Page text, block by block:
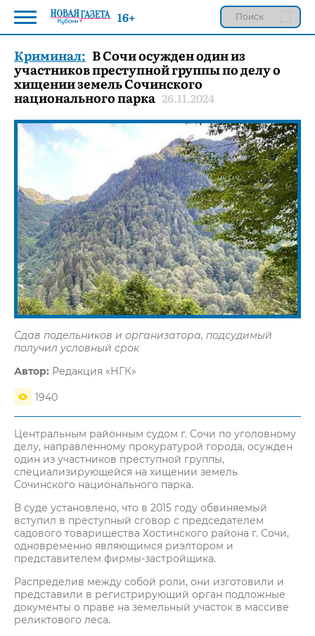
Криминал: В Сочи осужден один из
участников преступной группы по делу о
хищении земель Сочинского
национального парка 26.11.2024
Сдав подельников и организатора, подсудимый
получил условный срок
Автор: Редакция «НГК»
1940
Центральным районным судом г. Сочи по уголовному
делу, направленному прокуратурой города, осужден
один из участников преступной группы,
специализирующейся на хищении земель
Сочинского национального парка.
В суде установлено, что в 2015 году обвиняемый
вступил в преступный сговор с председателем
садового товарищества Хостинского района г. Сочи,
одновременно являющимся риэлтором и
представителем фирмы-застройщика.
Распределив между собой роли, они изготовили и
представили в регистрирующий орган подложные
документы о праве на земельный участок в массиве
реликтового леса.
16+